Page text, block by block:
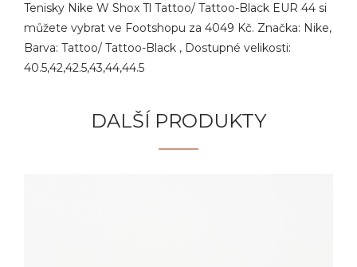
Tenisky Nike W Shox Tl Tattoo/ Tattoo-Black EUR 44 si
můžete vybrat ve Footshopu za 4049 Kč. Značka: Nike,
Barva: Tattoo/ Tattoo-Black , Dostupné velikosti:
40.5,42,42.5,43,44,44.5
DALŠÍ PRODUKTY